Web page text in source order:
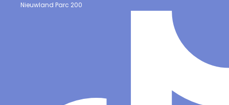
Nieuwland Parc 200